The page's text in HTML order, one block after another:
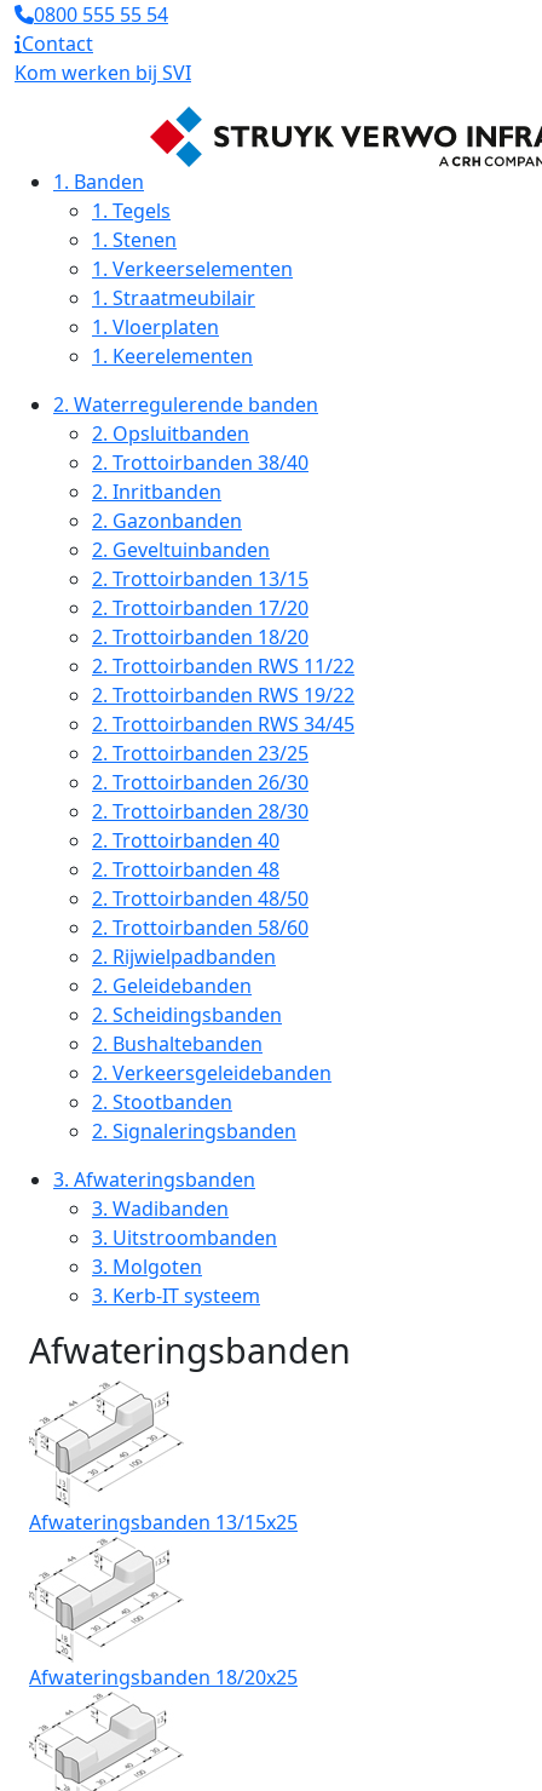
0800 555 55 54
Contact
Kom werken bij SVI
1. Banden
1. Tegels
1. Stenen
1. Verkeerselementen
1. Straatmeubilair
1. Vloerplaten
1. Keerelementen
2. Waterregulerende banden
2. Opsluitbanden
2. Trottoirbanden 38/40
2. Inritbanden
2. Gazonbanden
2. Geveltuinbanden
2. Trottoirbanden 13/15
2. Trottoirbanden 17/20
2. Trottoirbanden 18/20
2. Trottoirbanden RWS 11/22
2. Trottoirbanden RWS 19/22
2. Trottoirbanden RWS 34/45
2. Trottoirbanden 23/25
2. Trottoirbanden 26/30
2. Trottoirbanden 28/30
2. Trottoirbanden 40
2. Trottoirbanden 48
2. Trottoirbanden 48/50
2. Trottoirbanden 58/60
2. Rijwielpadbanden
2. Geleidebanden
2. Scheidingsbanden
2. Bushaltebanden
2. Verkeersgeleidebanden
2. Stootbanden
2. Signaleringsbanden
3. Afwateringsbanden
3. Wadibanden
3. Uitstroombanden
3. Molgoten
3. Kerb-IT systeem
Afwateringsbanden
Afwateringsbanden 13/15x25
Afwateringsbanden 18/20x25